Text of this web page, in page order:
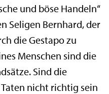
und böse Handeln“
Seligen Bernhard, der
die Gestapo zu
Menschen sind die
Sind die
nicht richtig sein